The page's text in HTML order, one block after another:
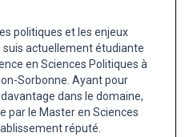
politiques et les enjeux
actuellement étudiante
en Sciences Politiques à
Sorbonne. Ayant pour
dans le domaine,
par le Master en Sciences
réputé.